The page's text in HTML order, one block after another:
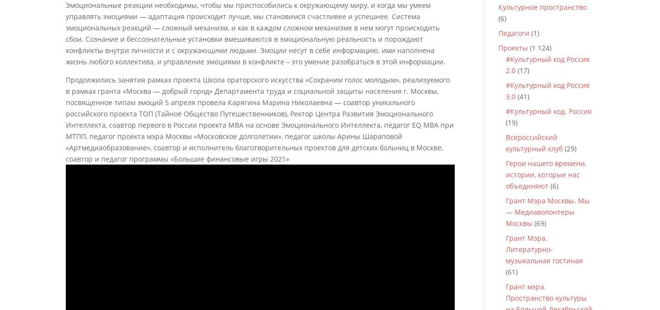
Эмоциональные реакции необходимы, чтобы мы приспособились к окружающему миру, и когда мы умеем
управлять эмоциями — адаптация происходит лучше, мы становимся счастливее и успешнее. Система
эмоциональных реакций — сложный механизм, и как в каждом сложном механизме в нем могут происходить
сбои. Сознание и бессознательные установки вмешиваются в эмоциональную реальность и порождают
конфликты внутри личности и с окружающими людьми. Эмоции несут в себе информацию, ими наполнена
жизнь любого коллектива, и управление эмоциями в конфликте – это умение разобраться в этой информации.
Продолжились занятия рамках проекта Школа ораторского искусства «Сохраним голос молодым», реализуемого
в рамках гранта «Москва — добрый город» Департамента труда и социальной защиты населения г. Москвы,
посвященное типам эмоций 5 апреля провела Карягина Марина Николаевна — соавтор уникального
российского проекта ТОП (Тайное Общество Путешественников), Ректор Центра Развития Эмоционального
Интеллекта, соавтор первого в России проекта МВА на основе Эмоционального Интеллекта, педагог EQ MBA при
МТПП, педагог проекта мэра Москвы «Московское долголетии», педагог школы Арины Шараповой
«Артмедиаобразование», соавтор и исполнитель благотворительных проектов для детских больниц в Москве,
соавтор и педагог программы «Большие финансовые игры 2021»
Культурное пространство
(6)
Педагоги (1)
Проекты (1 124)
#Культурный код Россия
2.0 (17)
#Культурный код Россия
3.0 (41)
#Культурный код. Россия
(19)
Всероссийский
культурный клуб (29)
Герои нашего времени,
истории, которые нас
объединяют (6)
Грант Мэра Москвы. Мы
— Медиаволонтеры
Москвы (69)
Грант Мэра.
Литературно-
музыкальная гостиная
(61)
Грант мэра.
Пространство культуры